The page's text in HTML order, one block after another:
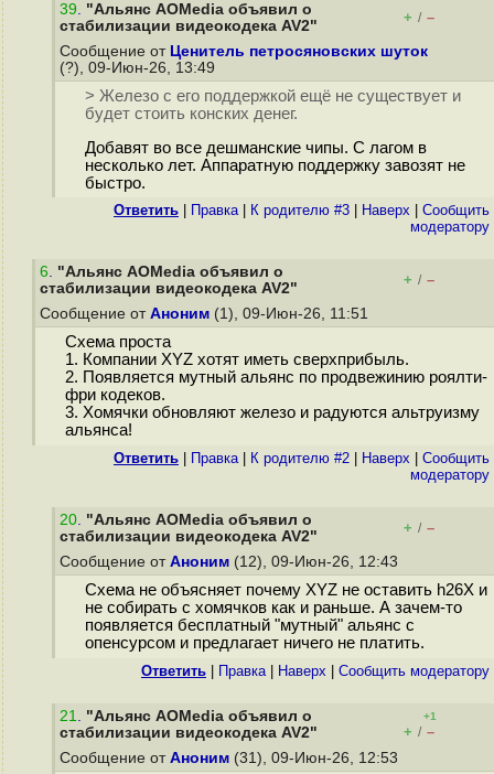
39. "Альянс AOMedia объявил о
стабилизации видеокодека AV2"
+ / –
Сообщение от Ценитель петросяновских шуток
(?), 09-Июн-26, 13:49
> Железо с его поддержкой ещё не существует и
будет стоить конских денег.
Добавят во все дешманские чипы. С лагом в
несколько лет. Аппаратную поддержку завозят не
быстро.
Ответить Правка| К родителю #3 Наверх
Cообщить
модератору
6. "Альянс AOMedia объявил о
стабилизации видеокодека AV2"
+ / –
Сообщение от Аноним (1), 09-Июн-26, 11:51
Схема проста
1. Компании XYZ хотят иметь сверхприбыль.
2. Появляется мутный альянс по продвежинию роялти-
фри кодеков.
3. Хомячки обновляют железо и радуются альтруизму
альянса!
Ответить Правка| К родителю #2 Наверх
Cообщить
модератору
20. "Альянс AOMedia объявил о
стабилизации видеокодека AV2"
+ / –
Сообщение от Аноним (12), 09-Июн-26, 12:43
Схема не объясняет почему XYZ не оставить h26X и
не собирать с хомячков как и раньше. А зачем-то
появляется бесплатный "мутный" альянс с
опенсурсом и предлагает ничего не платить.
Ответить Правка| Наверх Cообщить модератору
21. "Альянс AOMedia объявил о
стабилизации видеокодека AV2"
+1
+ / –
Сообщение от Аноним (31), 09-Июн-26, 12:53